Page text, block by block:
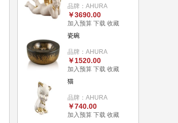
品牌：AHURA
￥3690.00
加入预算 下载 收藏
瓷碗
品牌：AHURA
￥1520.00
加入预算 下载 收藏
猫
品牌：AHURA
￥740.00
加入预算 下载 收藏